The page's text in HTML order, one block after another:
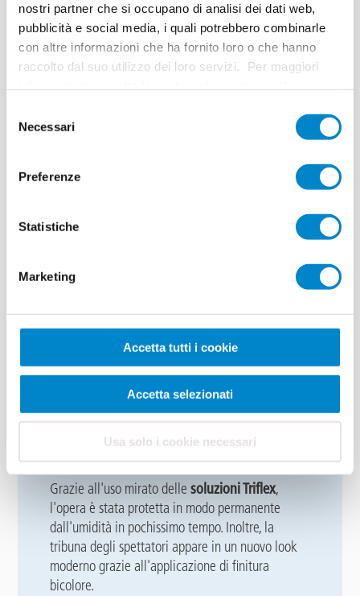
nostri partner che si occupano di analisi dei dati web,
pubblicità e social media, i quali potrebbero combinarle
con altre informazioni che ha fornito loro o che hanno
raccolto dal suo utilizzo dei loro servizi. Per maggiori
delNecessari
Preferenze
Statistiche
Marketing
Accetta tutti i cookie
Accetta selezionati
Usa solo i cookie necessari
La tribuna dello stadio di Mezzano nel piccolo
comune di Fieria di Primiero ha sofferto le
ingiurie del tempo. Numerose perdite hanno
causato la penetrazione dell'umidità nelle stanze
comuni sotto le tribune.
sigillare in modo affidabile lo stadio e, allo stesso
splendore. In collaborazione con l'ingegnere
che è stato attuato la scorsa estate.
Grazie all'uso mirato dellesoluzioni Triflex,
l'opera è stata protetta in modo permanente
dall'umidità in pochissimo tempo. Inoltre, la
tribuna degli spettatori appare in un nuovo look
moderno grazie all'applicazione di finitura
bicolore.